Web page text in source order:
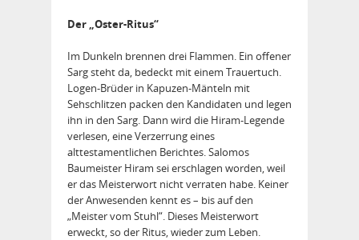
Der „Oster-Ritus“
Im Dunkeln brennen drei Flammen. Ein offener
Sarg steht da, bedeckt mit einem Trauertuch.
Logen-Brüder in Kapuzen-Mänteln mit
Sehschlitzen packen den Kandidaten und legen
ihn in den Sarg. Dann wird die Hiram-Legende
verlesen, eine Verzerrung eines
alttestamentlichen Berichtes. Salomos
Baumeister Hiram sei erschlagen worden, weil
er das Meisterwort nicht verraten habe. Keiner
der Anwesenden kennt es – bis auf den
„Meister vom Stuhl“. Dieses Meisterwort
erweckt, so der Ritus, wieder zum Leben.